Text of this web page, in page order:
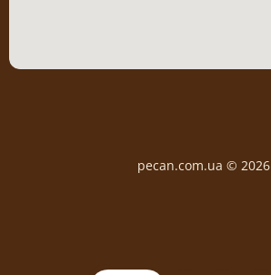
pecan.com.ua © 2026